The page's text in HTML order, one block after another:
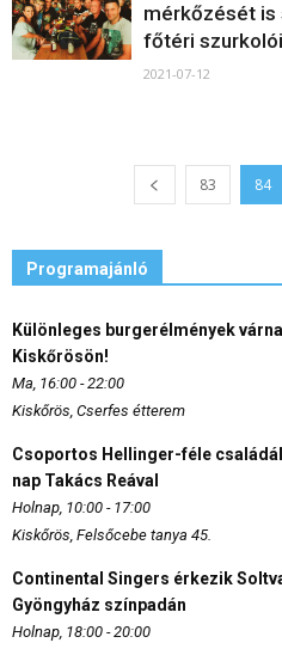
mérkőzését is
főtéri
2021-07-12
83 84
Programajánló
Különleges burgerélmények
Kiskőrösön!
Ma, 16:00 - 22:00
Kiskőrös, Cserfes étterem
Csoportos Hellinger-féle
nap Takács Reával
Holnap, 10:00 - 17:00
Kiskőrös, Felsőcebe tanya 45.
Continental Singers érkezik
Gyöngyház színpadán
Holnap, 18:00 - 20:00